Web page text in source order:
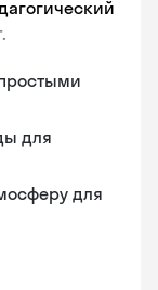
для
для